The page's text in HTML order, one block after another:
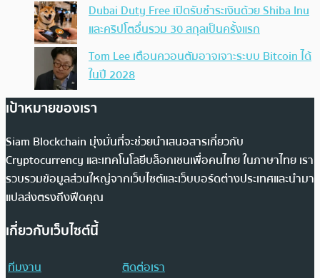
Dubai Duty Free เปิดรับชำระเงินด้วย Shiba Inu
และคริปโตอื่นรวม 30 สกุลเป็นครั้งแรก
Tom Lee เตือนควอนตัมอาจเจาะระบบ Bitcoin ได้
ในปี 2028
เป้าหมายของเรา
Siam Blockchain มุ่งมั่นที่จะช่วยนำเสนอสารเกี่ยวกับ
Cryptocurrency และเทคโนโลยีบล็อกเชนเพื่อคนไทย ในภาษาไทย เรา
รวบรวมข้อมูลส่วนใหญ่จากเว็บไซต์และเว็บบอร์ดต่างประเทศและนำมา
แปลส่งตรงถึงฟีดคุณ
เกี่ยวกับเว็บไซต์นี้
ทีมงาน
ติดต่อเรา